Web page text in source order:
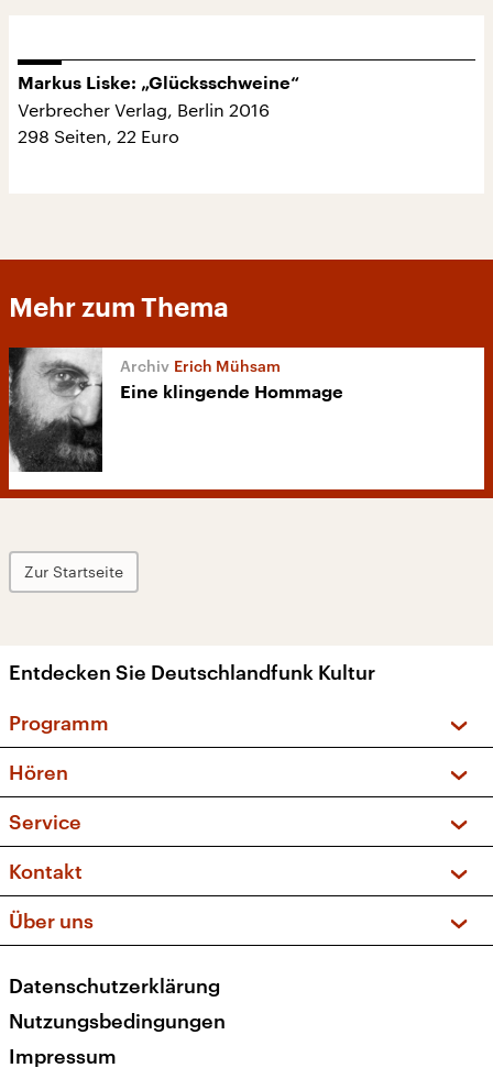
Markus Liske: „Glücksschweine“
Verbrecher Verlag, Berlin 2016
298 Seiten, 22 Euro
Mehr zum Thema
Erich Mühsam
Eine klingende Hommage
Zur Startseite
Entdecken Sie Deutschlandfunk Kultur
Programm
Sendungen und Podcasts
Musikliste
Kakadu – Das Kinderprogramm
Hören
Frequenzen (UKW + DAB+)
Service
FAQ
Apps
Newsletter
Veranstaltungen
Kontakt
Social Media
Über uns
Presse
Karriere
Transparenz
Datenschutzerklärung
Nutzungsbedingungen
Impressum